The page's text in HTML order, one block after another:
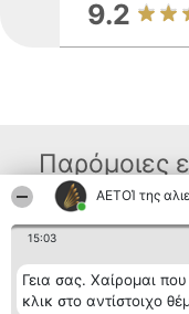
ΑΕΤΟΊ της
15:03
Γεια σας. Χαίρομαι
κλικ στο αντίστοιχο
9.2
Παρόμοιες
περιοχές
Διοργανωτής της
κατάταξης
BEAUTIFUL COMPANY